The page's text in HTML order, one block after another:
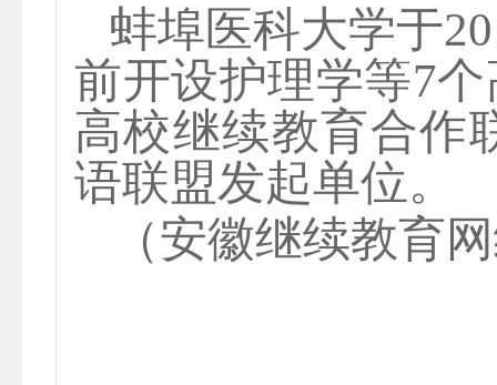
蚌埠医科大学于
前开设护理学等7
高校继续教育合作
语联盟发起单位。
（安徽继续教育